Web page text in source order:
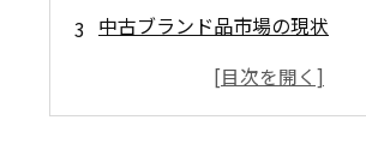
中古ブランド品市場の現状
人気の高いブランド品と買取価